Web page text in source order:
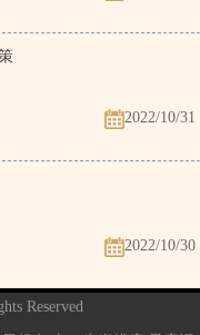
2022/10/31
2022/10/30
Reserved